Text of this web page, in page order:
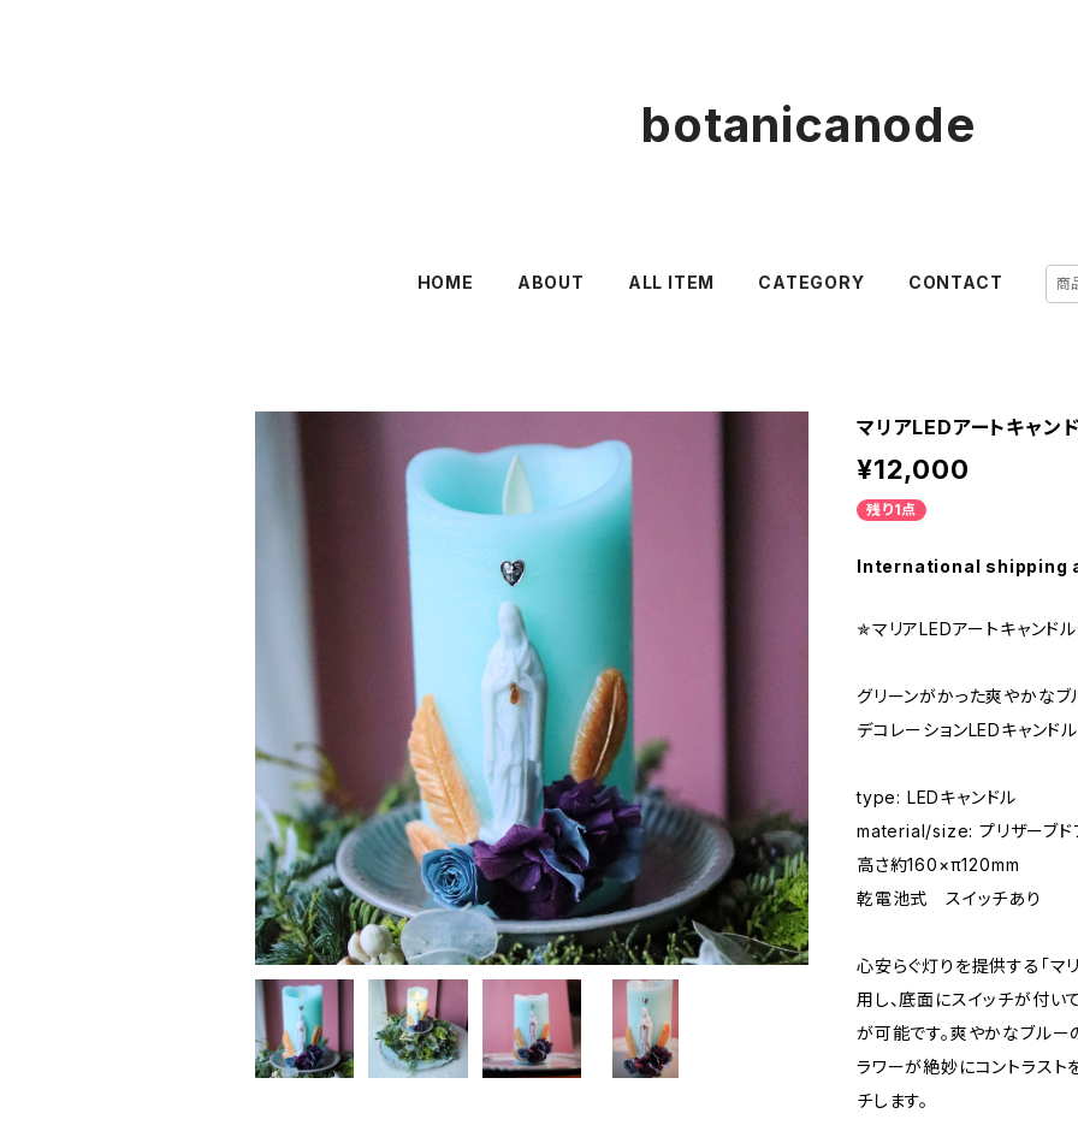
botanicanode
HOME ABOUT ALL ITEM CATEGORY CONTACT
マリアLEDアートキャ
¥12,000
残り1点
International shipping
✯マリアLEDアートキャンド
グリーンがかった爽やかな
デコレーションLEDキャンドル
type: LEDキャンドル
material/size: プリザーブド
高さ約160×π120mm
乾電池式 スイッチあり
心安らぐ灯りを提供する「マ
用し、底面にスイッチが付
が可能です。爽やかなブル
ラワーが絶妙にコントラスト
チします。